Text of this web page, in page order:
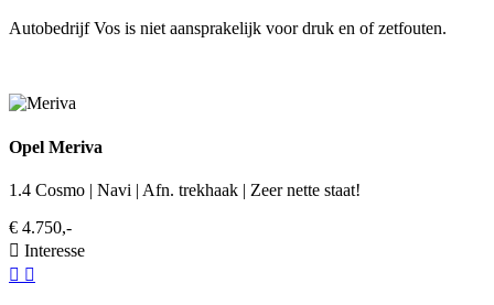
Autobedrijf Vos is niet aansprakelijk voor druk en of zetfouten.
Opel Meriva
1.4 Cosmo | Navi | Afn. trekhaak | Zeer nette staat!
€ 4.750,-
Interesse